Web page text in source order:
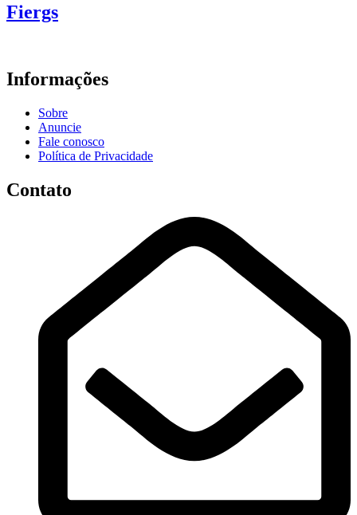
Fiergs
Informações
Sobre
Anuncie
Fale conosco
Política de Privacidade
Contato